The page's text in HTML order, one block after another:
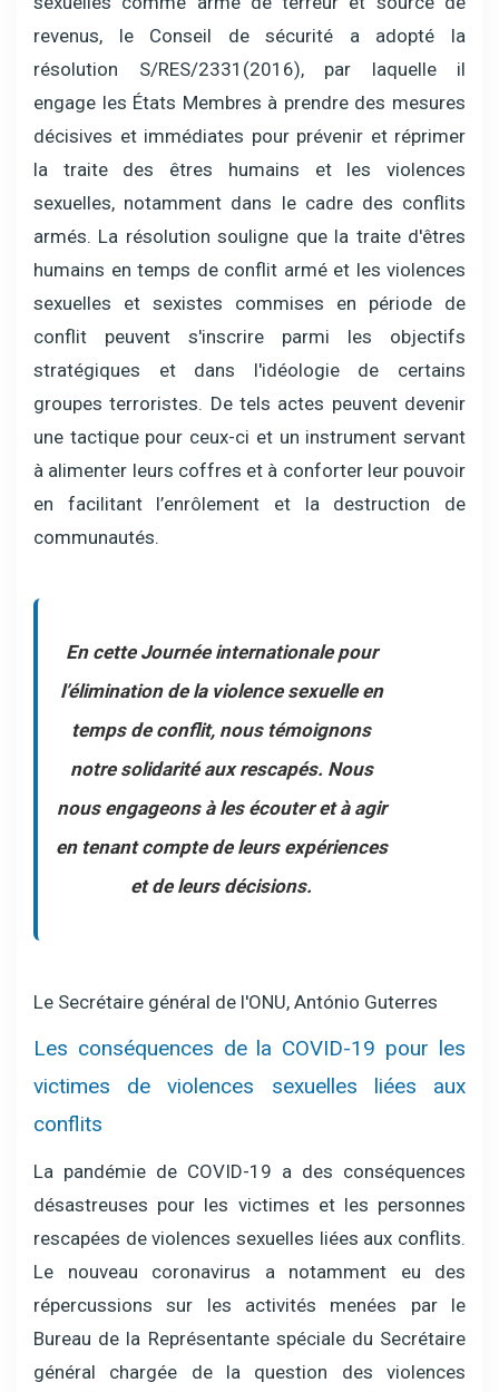
revenus, le Conseil de sécurité a adopté la
résolution S/RES/2331(2016), par laquelle il
engage les États Membres à prendre des mesures
décisives et immédiates pour prévenir et réprimer
la traite des êtres humains et les violences
sexuelles, notamment dans le cadre des conflits
armés. La résolution souligne que la traite d'êtres
humains en temps de conflit armé et les violences
sexuelles et sexistes commises en période de
conflit peuvent s'inscrire parmi les objectifs
stratégiques et dans l'idéologie de certains
groupes terroristes. De tels actes peuvent devenir
une tactique pour ceux-ci et un instrument servant
à alimenter leurs coffres et à conforter leur pouvoir
en facilitant l’enrôlement et la destruction de
communautés.
En cette Journée internationale pour
l’élimination de la violence sexuelle en
temps de conflit, nous témoignons
notre solidarité aux rescapés. Nous
nous engageons à les écouter et à agir
en tenant compte de leurs expériences
et de leurs décisions.
Le Secrétaire général de l'ONU, António Guterres
Les conséquences de la COVID-19 pour les
victimes de violences sexuelles liées aux
conflits
La pandémie de COVID-19 a des conséquences
désastreuses pour les victimes et les personnes
rescapées de violences sexuelles liées aux conflits.
Le nouveau coronavirus a notamment eu des
répercussions sur les activités menées par le
Bureau de la Représentante spéciale du Secrétaire
général chargée de la question des violences